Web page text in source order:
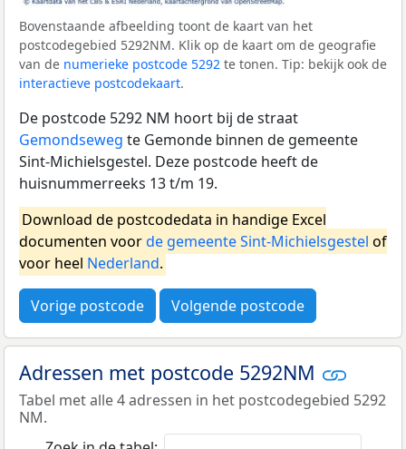
Bovenstaande afbeelding toont de kaart van het
postcodegebied 5292NM. Klik op de kaart om de geografie
van de numerieke postcode 5292 te tonen. Tip: bekijk ook de
interactieve postcodekaart.
De postcode 5292 NM hoort bij de straat
Gemondseweg te Gemonde binnen de gemeente
Sint-Michielsgestel. Deze postcode heeft de
huisnummerreeks 13 t/m 19.
Download de postcodedata in handige Excel
documenten voorde gemeente Sint-Michielsgestel of
voor heel Nederland.
Vorige postcode Volgende postcode
Adressen met postcode 5292NM
Tabel met alle 4 adressen in het postcodegebied 5292
NM.